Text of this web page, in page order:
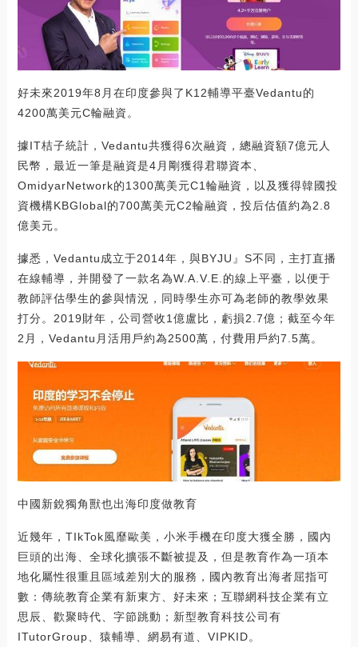
好未來2019年8月在印度參與了K12輔導平臺Vedantu的
4200萬美元C輪融資。
據IT桔子統計，Vedantu共獲得6次融資，總融資額7億元人
民幣，最近一筆是融資是4月剛獲得君聯資本、
OmidyarNetwork的1300萬美元C1輪融資，以及獲得韓國投
資機構KBGlobal的700萬美元C2輪融資，投后估值約為2.8
億美元。
據悉，Vedantu成立于2014年，與BYJU』S不同，主打直播
在線輔導，并開發了一款名為W.A.V.E.的線上平臺，以便于
教師評估學生的參與情況，同時學生亦可為老師的教學效果
打分。2019財年，公司營收1億盧比，虧損2.7億；截至今年
2月，Vedantu月活用戶約為2500萬，付費用戶約7.5萬。
中國新銳獨角獸也出海印度做教育
近幾年，TIkTok風靡歐美，小米手機在印度大獲全勝，國內
巨頭的出海、全球化擴張不斷被提及，但是教育作為一項本
地化屬性很重且區域差別大的服務，國內教育出海者屈指可
數：傳統教育企業有新東方、好未來；互聯網科技企業有立
思辰、歡聚時代、字節跳動；新型教育科技公司有
ITutorGroup、猿輔導、網易有道、VIPKID。